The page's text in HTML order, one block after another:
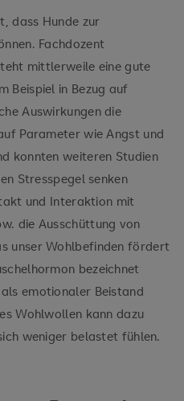
dass Hunde zur
Fachdozent
mittlerweile eine gute
Beispiel in Bezug auf
Auswirkungen die
Parameter wie Angst und
konnten weiteren Studien
Stresspegel senken
und Interaktion mit
die Ausschüttung von
unser Wohlbefinden fördert
bezeichnet
emotionaler Beistand
Wohlwollen kann dazu
weniger belastet fühlen.